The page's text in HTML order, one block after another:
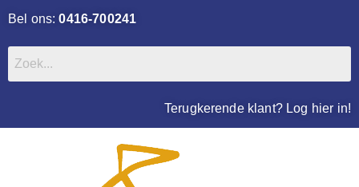
Bel ons:0416-700241
Terugkerende klant? Log hier in!